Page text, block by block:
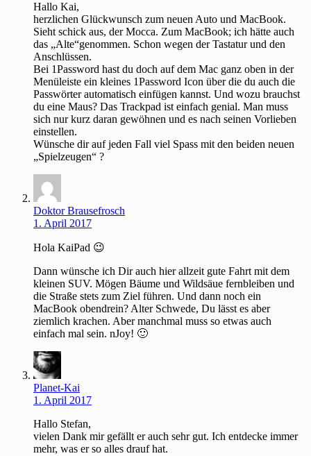
Hallo Kai,
herzlichen Glückwunsch zum neuen Auto und MacBook.
Sieht schick aus, der Mocca. Zum MacBook; ich hätte auch
das „Alte“genommen. Schon wegen der Tastatur und den
Anschlüssen.
Bei 1Password hast du doch auf dem Mac ganz oben in der
Menüleiste ein kleines 1Password Icon über die du auch die
Passwörter automatisch einfügen kannst. Und wozu brauchst
du eine Maus? Das Trackpad ist einfach genial. Man muss
sich nur kurz daran gewöhnen und es nach seinen Vorlieben
einstellen.
Wünsche dir auf jeden Fall viel Spass mit den beiden neuen
„Spielzeugen“ ?
Doktor Brausefrosch
1. April 2017
Hola KaiPad 😉
Dann wünsche ich Dir auch hier allzeit gute Fahrt mit dem
kleinen SUV. Mögen Bäume und Wildsäue fernbleiben und
die Straße stets zum Ziel führen. Und dann noch ein
MacBook obendrein? Alter Schwede, Du lässt es aber
ziemlich krachen. Aber manchmal muss so etwas auch
einfach mal sein. nJoy! 🙂
Planet-Kai
1. April 2017
Hallo Stefan,
vielen Dank mir gefällt er auch sehr gut. Ich entdecke immer
mehr, was er so alles drauf hat.